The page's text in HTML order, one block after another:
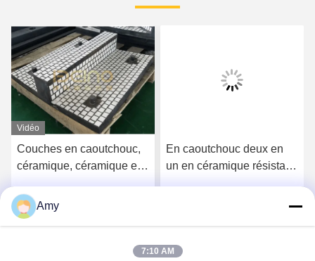
Vidéo
Couches en caoutchouc,
céramique, céramique et
avec plaque d'acier
Parlez Maintenant.
En caoutchouc deux en
un en céramique résistant
Amy
7:10 AM